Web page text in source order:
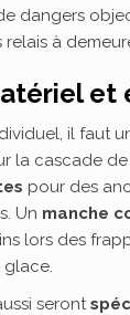
dangers
à
et
il faut
la cascade
pour des
Un manche
lors des
glace.
seront